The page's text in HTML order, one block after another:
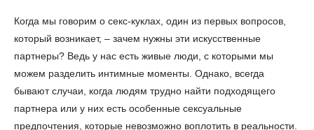
Когда мы говорим о секс-куклах, один из первых вопросов,
который возникает, – зачем нужны эти искусственные
партнеры? Ведь у нас есть живые люди, с которыми мы
можем разделить интимные моменты. Однако, всегда
бывают случаи, когда людям трудно найти подходящего
партнера или у них есть особенные сексуальные
предпочтения, которые невозможно воплотить в реальности.